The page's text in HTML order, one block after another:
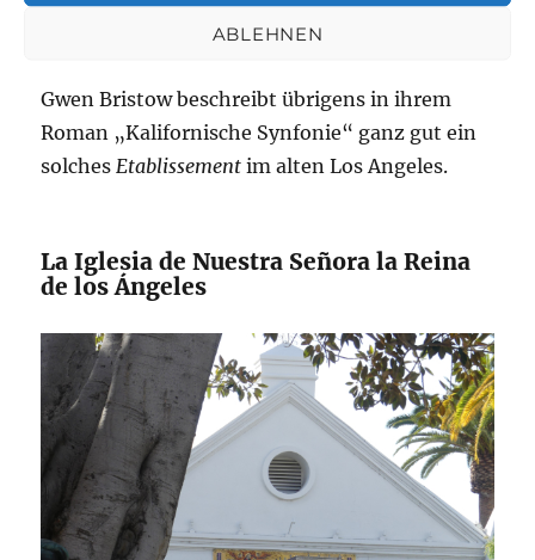
ABLEHNEN
Übersetzung „zwielichtig“. Sich das nun alles
Gwen Bristow beschreibt übrigens in ihrem
Roman „Kalifornische Synfonie“ ganz gut ein
solchesEtablissement im alten Los Angeles.
La Iglesia de Nuestra Señora la Reina
de los Ángeles